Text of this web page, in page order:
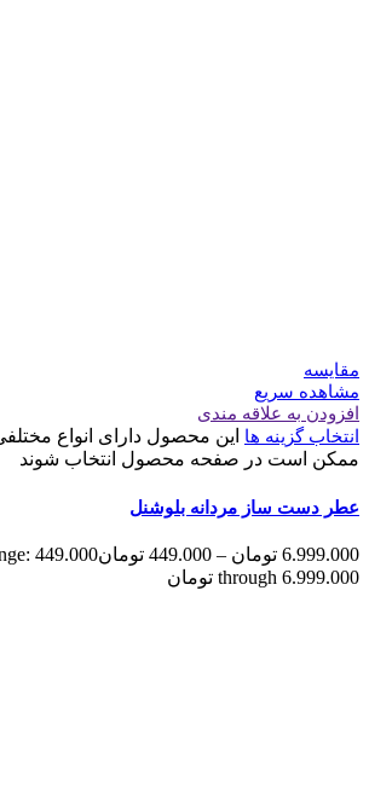
مقایسه
مشاهده سریع
افزودن به علاقه مندی
انتخاب گزینه ها
این محصول دارای انواع
ممکن است در صفحه محصول انتخاب شوند
عطر دست ساز مردانه بلوشنل
6.999.000 تومان –
449.000 تومان
through 6.999.000 تومان